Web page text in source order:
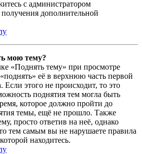
с администратором
дополнительной
мою тему?
«Поднять тему» при просмотре
её в верхнюю часть первой
этого не происходит, то это
поднятия тем могла быть
которое должно пройти до
темы, ещё не прошло. Также
просто ответив на неё, однако
тем самым вы не нарушаете правила
находитесь.